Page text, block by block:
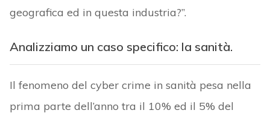
geografica ed in questa industria?”.
Analizziamo un caso specifico: la sanità.
Il fenomeno del cyber crime in sanità pesa nella
prima parte dell’anno tra il 10% ed il 5% del